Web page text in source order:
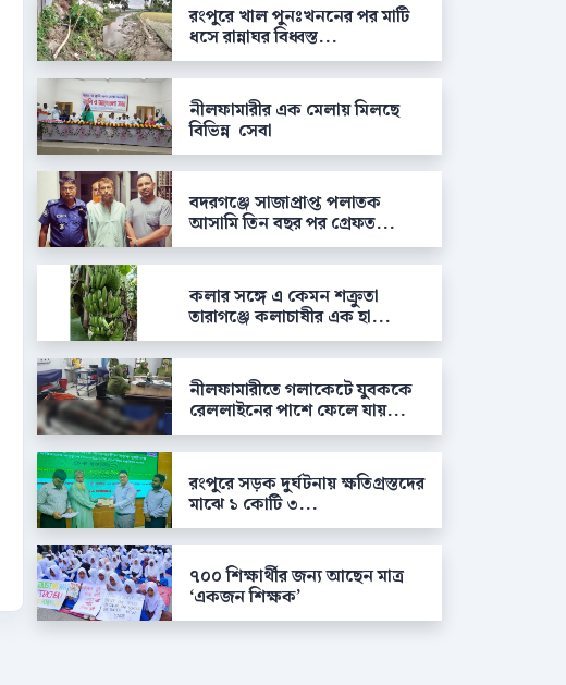
রংপুরে খাল পুনঃখননের পর মাটি
ধসে রান্নাঘর বিধ্বস্ত...
নীলফামারীর এক মেলায় মিলছে
বিভিন্ন সেবা
বদরগঞ্জে সাজাপ্রাপ্ত পলাতক
আসামি তিন বছর পর গ্রেফত...
কলার সঙ্গে এ কেমন শক্রুতা
তারাগঞ্জে কলাচাষীর এক হা...
নীলফামারীতে গলাকেটে যুবককে
রেললাইনের পাশে ফেলে যায়...
রংপুরে সড়ক দুর্ঘটনায় ক্ষতিগ্রস্তদের
মাঝে ১ কোটি ৩...
৭০০ শিক্ষার্থীর জন্য আছেন মাত্র
‘একজন শিক্ষক’